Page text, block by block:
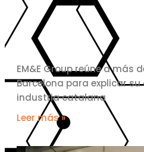
EM&E Group reúne a más
Barcelona para explicar
industria catalana
Leer más »